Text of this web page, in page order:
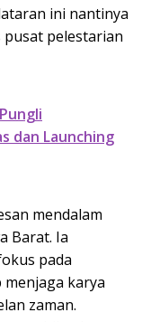
ini nantinya
pelestarian
dan Launching
mendalam
Barat. Ia
pada
karya
zaman.